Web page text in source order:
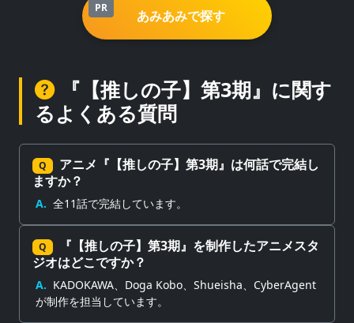
PR あみあみで探す
『【推しの子】第3期』に関す
るよくある質問
Q
アニメ『【推しの子】第3期』は何話で完結し
ますか？
A. 全11話で完結しています。
Q
『【推しの子】第3期』を制作したアニメスタ
ジオはどこですか？
A. KADOKAWA、Doga Kobo、Shueisha、CyberAgent
が制作を担当しています。